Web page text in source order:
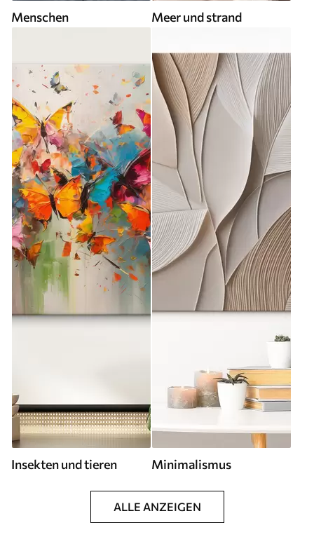
Menschen Meer und strand
Insekten und tieren Minimalismus
ALLE ANZEIGEN